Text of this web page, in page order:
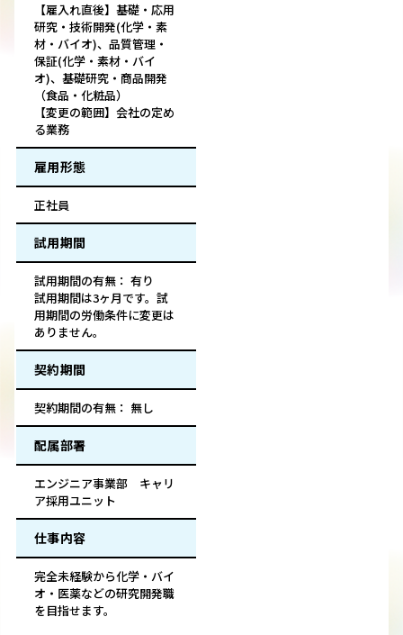
【雇入れ直後】基礎・応用
研究・技術開発(化学・素
材・バイオ)、品質管理・
保証(化学・素材・バイ
オ)、基礎研究・商品開発
（食品・化粧品）
【変更の範囲】会社の定め
る業務
雇用形態
正社員
試用期間
試用期間の有無： 有り
試用期間は3ヶ月です。試
用期間の労働条件に変更は
ありません。
契約期間
契約期間の有無： 無し
配属部署
エンジニア事業部 キャリ
ア採用ユニット
仕事内容
完全未経験から化学・バイ
オ・医薬などの研究開発職
を目指せます。